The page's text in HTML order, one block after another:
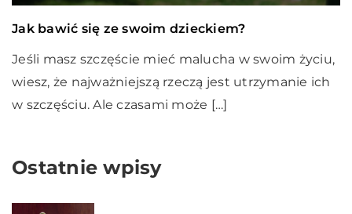
Jak bawić się ze swoim dzieckiem?
Jeśli masz szczęście mieć malucha w swoim życiu,
wiesz, że najważniejszą rzeczą jest utrzymanie ich
w szczęściu. Ale czasami może […]
Ostatnie wpisy